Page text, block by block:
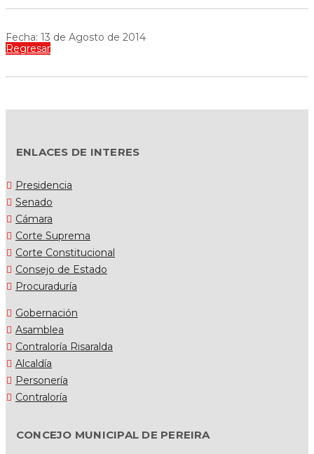
Fecha: 13 de Agosto de 2014
Regresar
ENLACES DE INTERES
Presidencia
Senado
Cámara
Corte Suprema
Corte Constitucional
Consejo de Estado
Procuraduría
Gobernación
Asamblea
Contraloría Risaralda
Alcaldía
Personería
Contraloría
CONCEJO MUNICIPAL DE PEREIRA